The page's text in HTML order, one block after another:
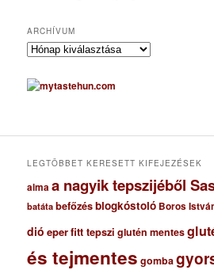
ARCHÍVUM
A
c
h
u
LEGTÖBBET KERESETT KIFEJEZÉSEK
almaa nagyik tepszijéből
batáta befőzésblogkóstoló Boros
dió eperfitt tepszi glutén mentes
és tejmentes gomba